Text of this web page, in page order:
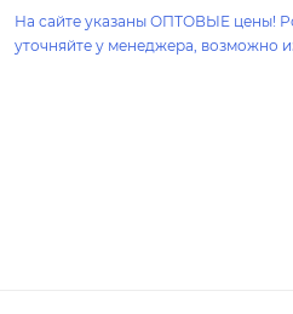
На сайте указаны ОПТОВЫЕ цены!
уточняйте у менеджера, возможно